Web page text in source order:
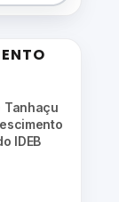
Tanhaçu
IDEB